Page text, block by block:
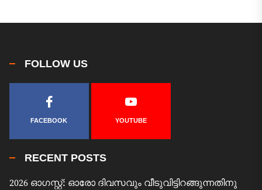
FOLLOW US
FACEBOOK YOUTUBE
RECENT POSTS
2026 ഓഗസ്റ്റ്: ഓരോ ദിവസവും വീടുവിട്ടിറങ്ങുന്നതിനു